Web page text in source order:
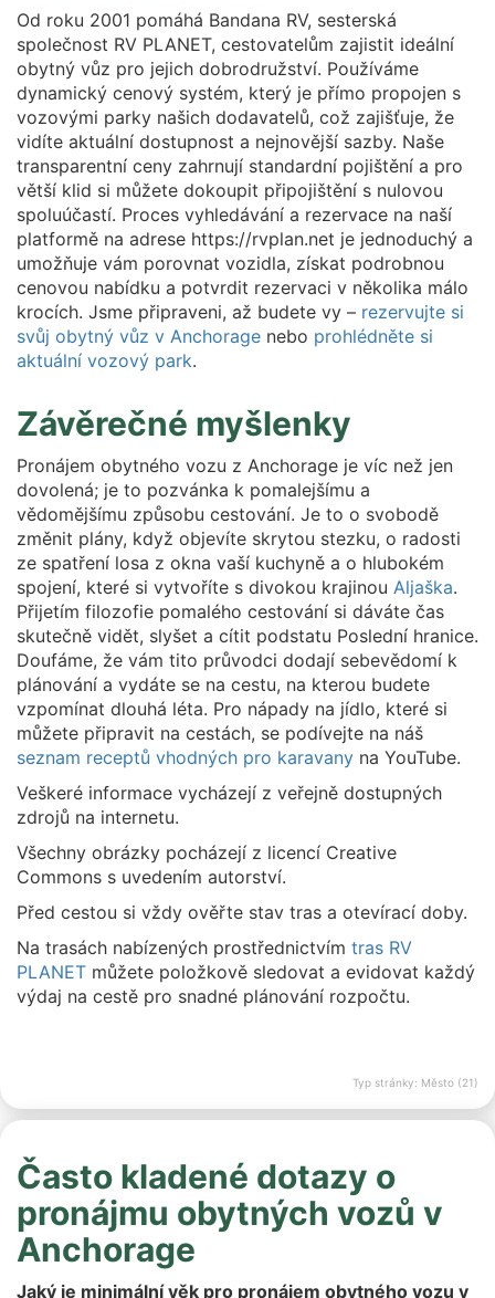
Od roku 2001 pomáhá Bandana RV, sesterská
společnost RV PLANET, cestovatelům zajistit ideální
obytný vůz pro jejich dobrodružství. Používáme
dynamický cenový systém, který je přímo propojen s
vozovými parky našich dodavatelů, což zajišťuje, že
vidíte aktuální dostupnost a nejnovější sazby. Naše
transparentní ceny zahrnují standardní pojištění a pro
větší klid si můžete dokoupit připojištění s nulovou
spoluúčastí. Proces vyhledávání a rezervace na naší
platformě na adrese https://rvplan.net je jednoduchý a
umožňuje vám porovnat vozidla, získat podrobnou
cenovou nabídku a potvrdit rezervaci v několika málo
krocích. Jsme připraveni, až budete vy – rezervujte si
svůj obytný vůz v Anchorage nebo prohlédněte si
aktuální vozový park.
Závěrečné myšlenky
Pronájem obytného vozu z Anchorage je víc než jen
dovolená; je to pozvánka k pomalejšímu a
vědomějšímu způsobu cestování. Je to o svobodě
změnit plány, když objevíte skrytou stezku, o radosti
ze spatření losa z okna vaší kuchyně a o hlubokém
spojení, které si vytvoříte s divokou krajinou Aljaška.
Přijetím filozofie pomalého cestování si dáváte čas
skutečně vidět, slyšet a cítit podstatu Poslední hranice.
Doufáme, že vám tito průvodci dodají sebevědomí k
plánování a vydáte se na cestu, na kterou budete
vzpomínat dlouhá léta. Pro nápady na jídlo, které si
můžete připravit na cestách, se podívejte na náš
seznam receptů vhodných pro karavany na YouTube.
Veškeré informace vycházejí z veřejně dostupných
zdrojů na internetu.
Všechny obrázky pocházejí z licencí Creative
Commons s uvedením autorství.
Před cestou si vždy ověřte stav tras a otevírací doby.
Na trasách nabízených prostřednictvím tras RV
PLANET můžete položkově sledovat a evidovat každý
výdaj na cestě pro snadné plánování rozpočtu.
Typ stránky: Město (21)
Často kladené dotazy o
pronájmu obytných vozů v
Anchorage
Jaký je minimální věk pro pronájem obytného vozu v